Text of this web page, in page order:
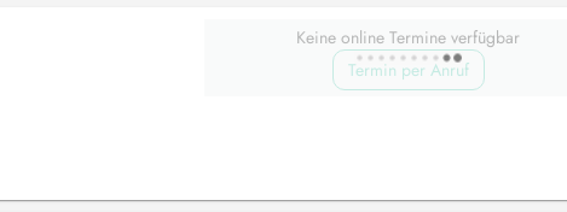
Keine online Termine verfügbar
Termin per Anruf